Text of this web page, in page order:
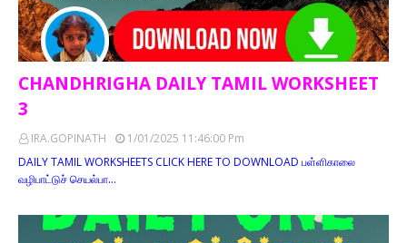
CHANDHRIGHA DAILY TAMIL WORKSHEET
3
IRA.GOPINATH
1/01/2025 11:46:00 Pm
DAILY TAMIL WORKSHEETS CLICK HERE TO DOWNLOAD பள்ளிகாலை
வழிபாட்டுச் செயல்பா…